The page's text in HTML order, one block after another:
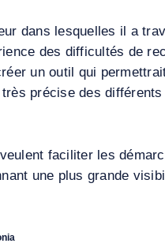
dans lesquelles il a
des difficultés de
un outil qui
précise des
faciliter les
une plus grande